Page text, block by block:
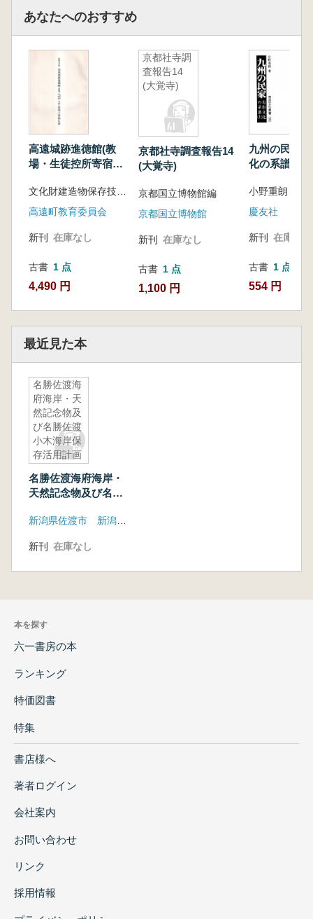
あなたへのおすすめ
高遠城跡進徳館(教
場・生徒控所寄宿
告書
高遠町教育委員会
新刊 在庫なし
古書 1 点
4,490 円
京都社寺調
査報告14
(大覚寺)
京都社寺調査報告14
(大覚寺)
京都国立博物館編
京都国立博物館
新刊 在庫なし
古書 1 点
1,100 円
九州の民家
化の系譜(上)
小野重朗 著
慶友社
新刊 在庫なし
古書 1 点
554 円
最近見た本
名勝佐渡海
府海岸・天
然記念物及
び名勝佐渡
小木海岸保
存活用計画
名勝佐渡海府海岸・
天然記念物及び名勝
用計画書
新刊 在庫なし
本を探す
六一書房の本
ランキング
特価図書
特集
書店様へ
著者ログイン
会社案内
お問い合わせ
リンク
採用情報